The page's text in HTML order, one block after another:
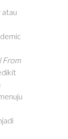
atau
From